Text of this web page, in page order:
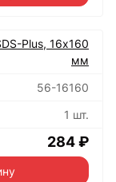
Plus, 16х160
мм
56-16160
1 шт.
284 ₽